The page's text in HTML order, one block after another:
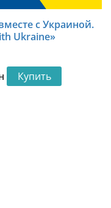
с Украиной.
Ukraine»
Купить